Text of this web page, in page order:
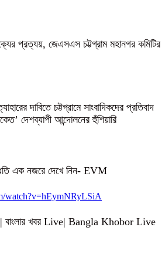
প্রত্যয়, জেএসএস চট্টগ্রাম মহানগর কমিটির
দাবিতে চট্টগ্রামে সাংবাদিকদের প্রতিবাদ
দেশব্যাপী আন্দোলনের হুঁশিয়ারি
এক নজরে দেখে নিন- EVM
watch?v=hEymNRyLSiA
খবর Live| Bangla Khobor Live